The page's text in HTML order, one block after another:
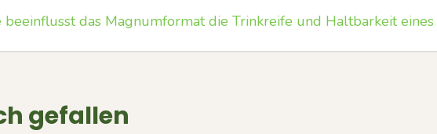
beeinflusst das Magnumformat die Trinkreife und Haltbarkeit
gefallen